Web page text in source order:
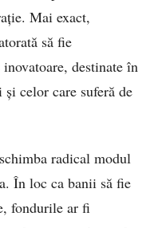
Mai exact,
să fie
destinate în
celor care suferă de
radical modul
În loc ca banii să fie
fondurile ar fi